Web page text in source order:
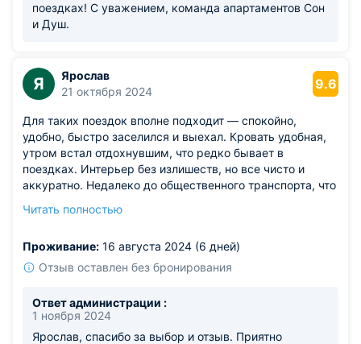
поездках! С уважением, команда апартаментов Сон
и Душ.
Я
Ярослав
21 октября 2024
9.6
Для таких поездок вполне подходит — спокойно,
удобно, быстро заселился и выехал. Кровать удобная,
утром встал отдохнувшим, что редко бывает в
поездках. Интерьер без излишеств, но все чисто и
аккуратно. Недалеко до общественного транспорта, что
Из недостатков: одно огорчение — ночью было
отоплением.
Читать полностью
Проживание: 16 августа 2024 (6 дней)
Отзыв оставлен без бронирования
Ответ администрации :
1 ноября 2024
Ярослав, спасибо за выбор и отзыв. Приятно